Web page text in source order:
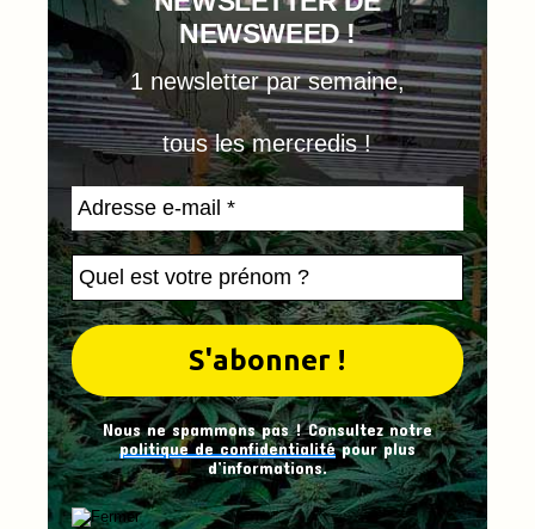
NEWSWEED !
1 newsletter par semaine,
tous les mercredis !
Nous ne spammons pas ! Consultez notre
politique de confidentialitépour plus
d’informations.